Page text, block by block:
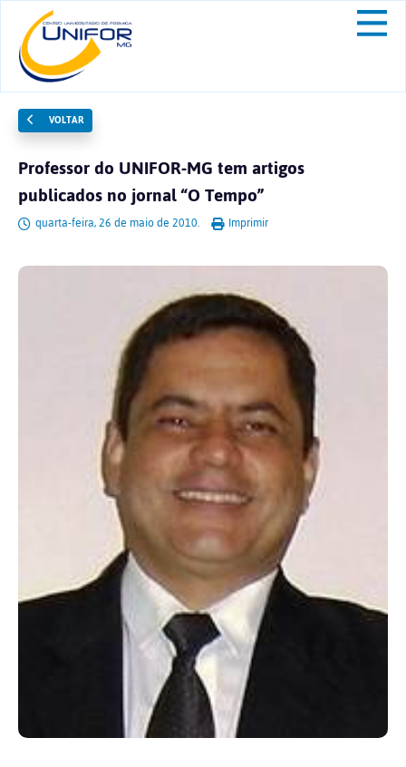
VOLTAR
Professor do UNIFOR-MG tem artigos
publicados no jornal “O Tempo”
quarta-feira, 26 de maio de 2010. Imprimir